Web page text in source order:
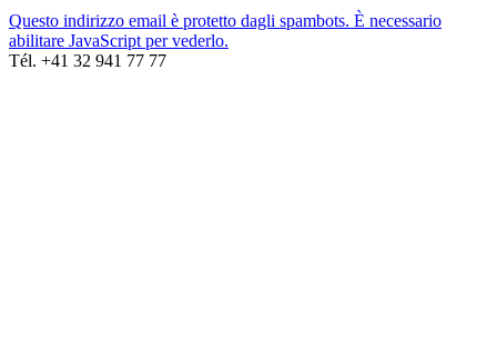
Questo indirizzo email è protetto dagli spambots. È necessario
abilitare JavaScript per vederlo.
Tél. +41 32 941 77 77